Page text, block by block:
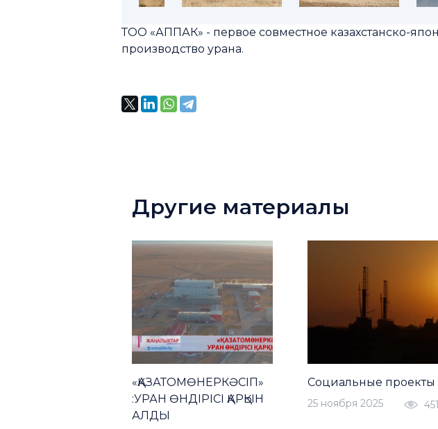
ТОО «АППАК» - первое совместное казахстанско-
производство урана.
Другие материалы
«ҚАЗАТОМӨНЕРКӘСІП»
:УРАН ӨНДІРІСІ ҚАРҚЫН
АЛДЫ
Социальные проекты
25 ноября 2025